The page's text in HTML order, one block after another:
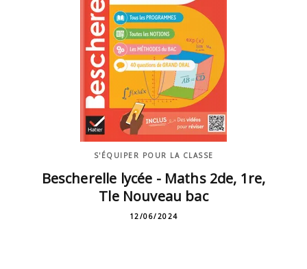
S'ÉQUIPER POUR LA CLASSE
Bescherelle lycée - Maths 2de, 1re,
Tle Nouveau bac
12/06/2024